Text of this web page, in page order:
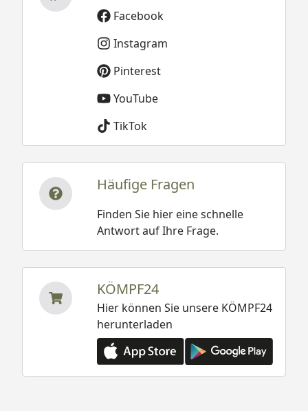
Facebook
Instagram
Pinterest
YouTube
TikTok
Häufige Fragen
Finden Sie hier eine schnelle
Antwort auf Ihre Frage.
KÖMPF24
Hier können Sie unsere KÖMPF24
herunterladen